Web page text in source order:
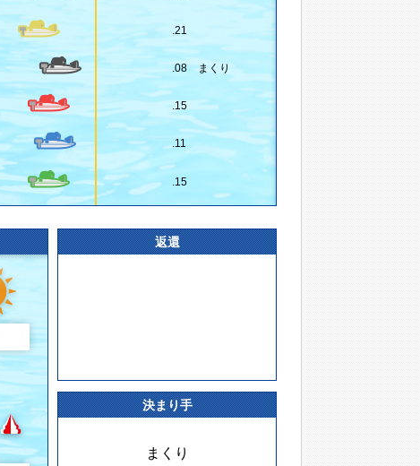
.21
.08 まくり
.15
.11
.15
返還
決まり手
まくり